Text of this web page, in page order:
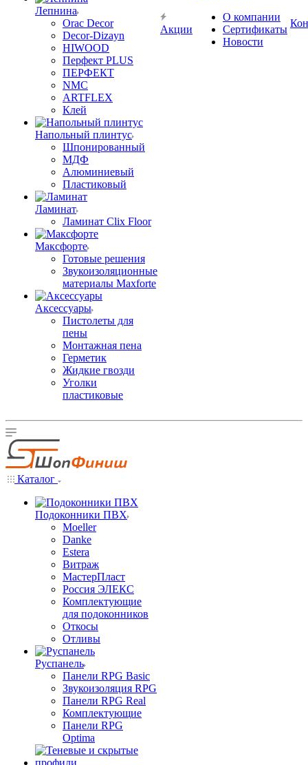
Лепнина
Orac Decor
Decor-Dizayn
HIWOOD
Перфект PLUS
ПЕРФЕКТ
NMC
ARTFLEX
Клей
Напольный плинтус
Шпонированный
МДФ
Алюминиевый
Пластиковый
Ламинат
Ламинат Clix Floor
Максфорте
Готовые решения
Звукоизоляционные
материалы Maxforte
Аксессуары
Пистолеты для
пены
Монтажная пена
Герметик
Жидкие гвозди
Уголки
пластиковые
Акции
О компании
Сертификаты
Новости
Каталог
Подоконники ПВХ
Moeller
Danke
Estera
Витраж
МастерПласт
Россия ЭЛЕКС
Комплектующие
для подоконников
Откосы
Отливы
Руспанель
Панели RPG Basic
Звукоизоляция RPG
Панели RPG Real
Комплектующие
Панели RPG
Optima